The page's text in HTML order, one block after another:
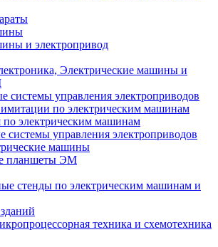
и электропривод
Электрические машины и
системы управления электроприводов
по электрическим машинам
по электрическим машинам
системы управления электроприводов
машины
планшеты ЭМ
стенды по электрическим машинам и
техника и схемотехника